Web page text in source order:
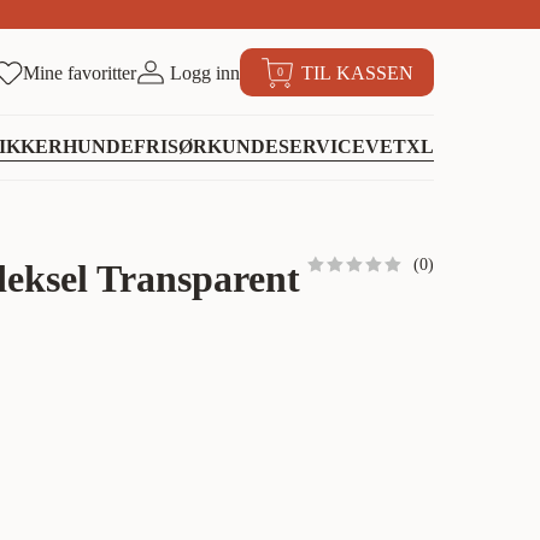
Mine favoritter Logg inn 0 TIL KASSEN
HUNDEFRISØRKUNDESERVICEVETXL
Transparent (0)